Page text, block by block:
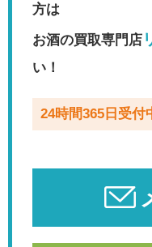
方は
お酒の買取専門店
い！
24時間365日受付